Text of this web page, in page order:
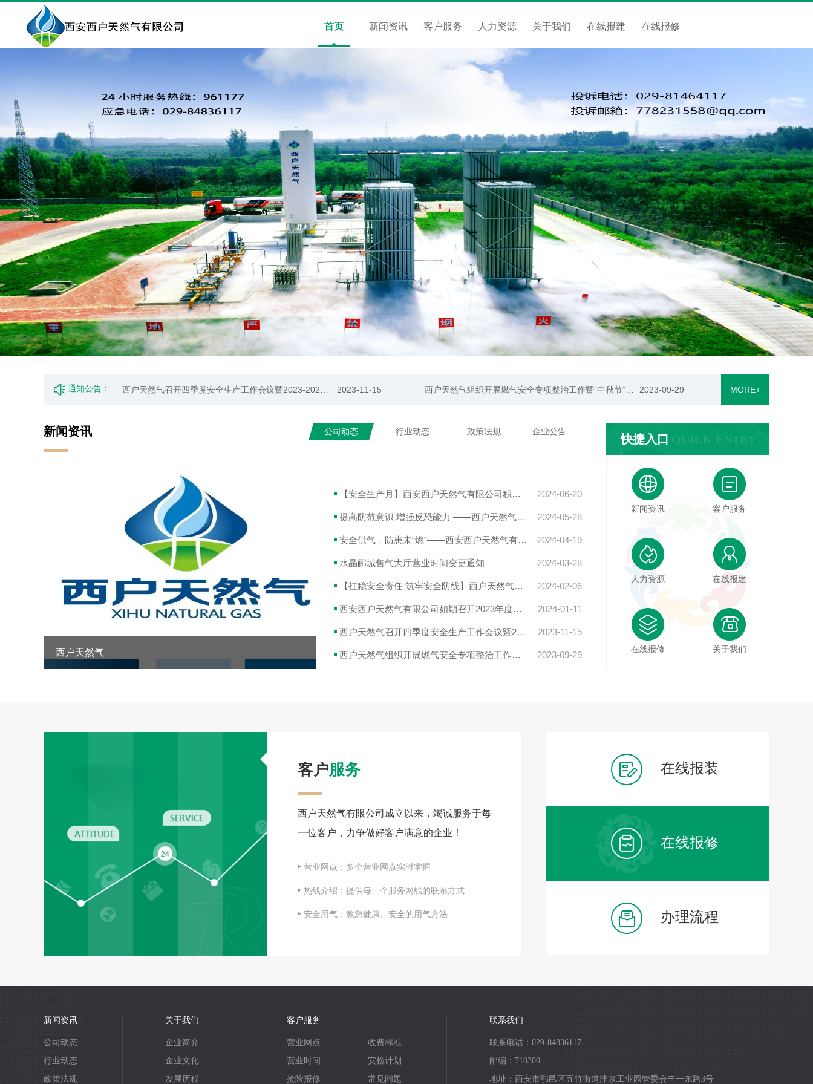
首页 新闻资讯 客户服务 人力资源 关于我们 在线报建 在线报修
通知公告：
提高防范意识 增强反恐能力 ——西户天然气组织开展反恐应急演练
2024-05-28
2023-11-15
2023-09-29
MORE+
新闻资讯 公司动态 行业动态 政策法规 企业公告
西户天然气
【安全生产月】西安西户天然气有限公司积极承办鄠邑区2024年燃气事故应急抢险演练活动 2024-06-20
提高防范意识 增强反恐能力 ——西户天然气组织开展反恐应急演练 2024-05-28
安全供气，防患未“燃”——西安西户天然气有限公司组织开展安全生产教育培训 2024-04-19
水晶郦城售气大厅营业时间变更通知 2024-03-28
【扛稳安全责任 筑牢安全防线】西户天然气开展春节前安全检查工作 2024-02-06
西安西户天然气有限公司如期召开2023年度工作总结会议暨2024年第一季度安全生产工作部署会 2024-01-11
西户天然气召开四季度安全生产工作会议暨2023-2024年高峰供气动员大会 2023-11-15
西户天然气组织开展燃气安全专项整治工作暨“中秋节”和“国庆节”前安全检查工作！ 2023-09-29
快捷入口 QUICK ENTRY
新闻资讯 客户服务
人力资源 在线报建
在线报修 关于我们
客户服务
西户天然气有限公司成立以来，竭诚服务于每
一位客户，力争做好客户满意的企业！
营业网点：多个营业网点实时掌握
热线介绍：提供每一个服务网线的联系方式
安全用气：教您健康、安全的用气方法
在线报装
在线报修
办理流程
新闻资讯
公司动态
行业动态
政策法规
关于我们
企业简介
企业文化
发展历程
客户服务
营业网点
营业时间
抢险报修
收费标准
安检计划
常见问题
联系我们
联系电话：029-84836117
邮编：710300
地址：西安市鄠邑区五竹街道沣京工业园管委会丰一东路3号